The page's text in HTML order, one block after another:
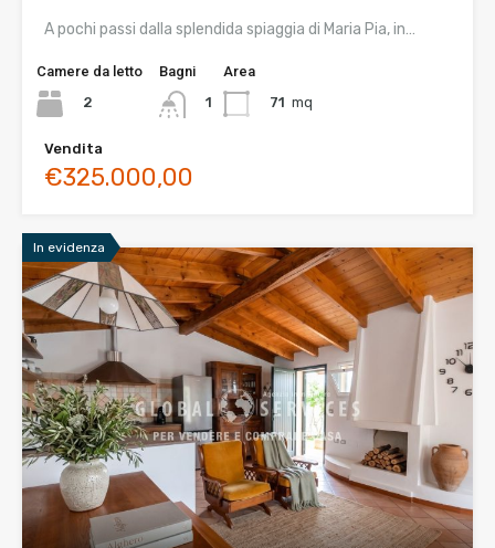
A pochi passi dalla splendida spiaggia di Maria Pia, in…
Camere da letto
2
Bagni
1
Area
71 mq
Vendita
€325.000,00
In evidenza